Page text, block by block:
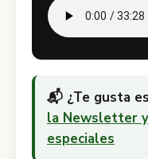
📬 ¿Te gusta
la Newsletter
especiales